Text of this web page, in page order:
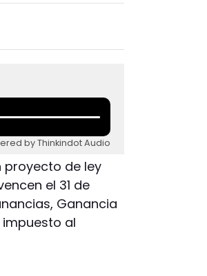
by Thinkindot Audio
proyecto de ley
el 31 de
Ganancia
impuesto al